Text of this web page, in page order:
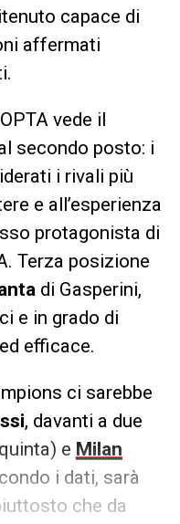
capace di
affermati
vede il
secondo posto: i
i rivali più
e all’esperienza
protagonista di
Terza posizione
di Gasperini,
e in grado di
efficace.
ci sarebbe
, davanti a due
e Milan
i dati, sarà
che da